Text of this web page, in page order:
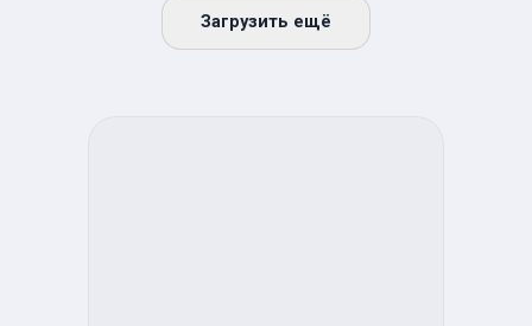
Загрузить ещё